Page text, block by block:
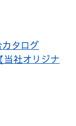
タログ
当社オリジナ